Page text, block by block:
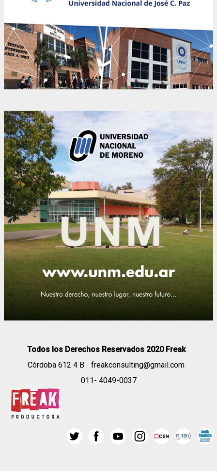
Todos los Derechos Reservados 2020 Freak
Córdoba 612 4 B
freakconsulting@gmail.com
011- 4049-0037